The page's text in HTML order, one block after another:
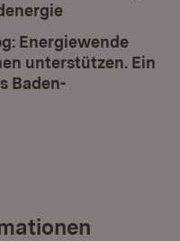
Energiewende
unterstützen. Ein
Baden-